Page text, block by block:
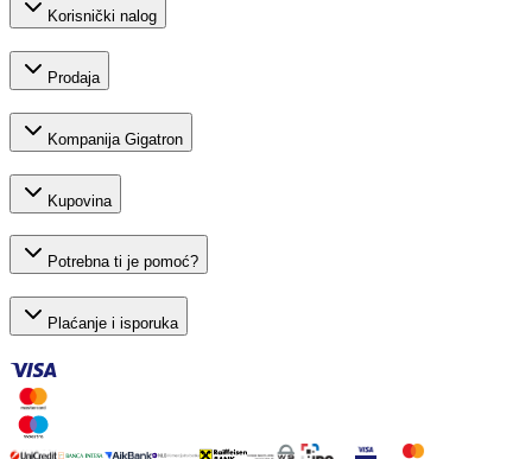
Korisnički nalog
Prodaja
Kompanija Gigatron
Kupovina
Potrebna ti je pomoć?
Plaćanje i isporuka